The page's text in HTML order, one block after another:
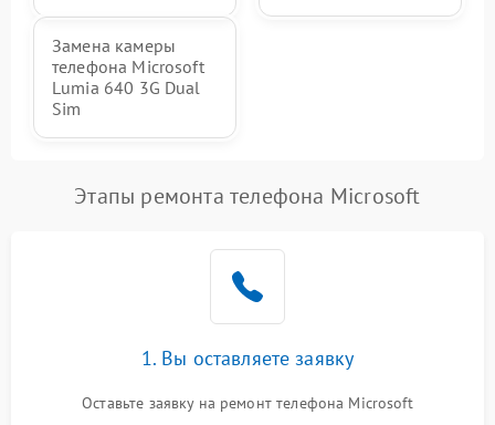
Замена камеры
телефона Microsoft
Lumia 640 3G Dual
Sim
Этапы ремонта телефона Microsoft
1. Вы оставляете заявку
Оставьте заявку на ремонт телефона Microsoft